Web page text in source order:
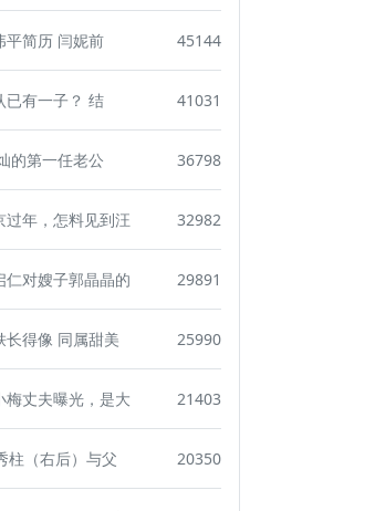
平简历 闫妮前 45144
已有一子？ 结 41031
的第一任老公 36798
过年，怎料见到汪 32982
仁对嫂子郭晶晶的 29891
长得像 同属甜美 25990
梅丈夫曝光，是大 21403
柱（右后）与父 20350